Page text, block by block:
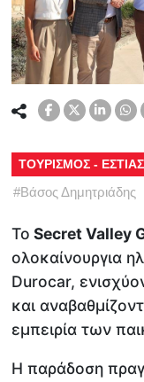
ΤΟΥΡΙΣΜΟΣ -
#Βάσος Δημητριάδης
Το Secret Valley
ολοκαίνουργια
Durocar,
και
εμπειρία των
Η παράδοση